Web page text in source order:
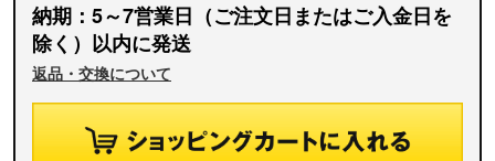
納期：5～7営業日（ご注文日またはご入金日を
除く）以内に発送
返品・交換について